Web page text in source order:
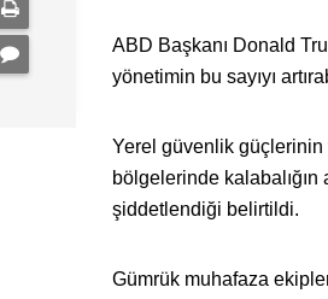
ABD Başkanı Donald
yönetimin bu sayıyı
Yerel güvenlik güçlerinin
bölgelerinde kalabalığın
şiddetlendiği belirtildi.
Gümrük muhafaza